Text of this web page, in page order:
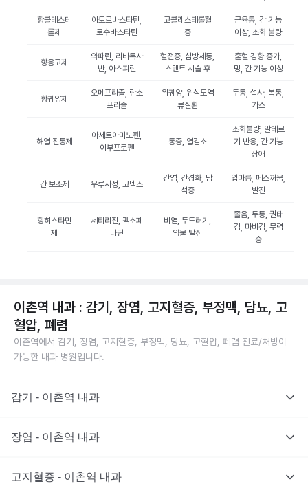
항콜레스테
롤제
아토르바스타틴,
로수바스타틴
고콜레스테롤혈
증
근육통, 간 기능
이상, 소화 불량
항응고제
와파린, 리바록사
반, 아스피린
혈전증, 심방세동,
스텐트 시술 후
출혈 경향 증가,
멍, 간 기능 이상
항궤양제
오메프라졸, 란소
프라졸
위궤양, 위식도역
류질환
두통, 설사, 복통,
가스
해열 진통제
아세트아미노펜,
이부프로펜
통증, 열감소
소화불량, 알레르
기 반응, 간 기능
장애
간 보조제 우루사정, 고덱스
간염, 간경화, 담
석증
입마름, 메스꺼움,
발진
항히스타민
제
세티리진, 펙소페
나딘
비염, 두드러기,
약물 발진
졸음, 두통, 권태
감, 마비감, 무력
증
이촌역 내과 : 감기, 장염, 고지혈증, 부정맥, 당뇨, 고
혈압, 폐렴
이촌역에서 감기, 장염, 고지혈증, 부정맥, 당뇨, 고혈압, 폐렴 진료/처방이
가능한 내과 병원입니다.
감기 - 이촌역 내과
장염 - 이촌역 내과
고지혈증 - 이촌역 내과